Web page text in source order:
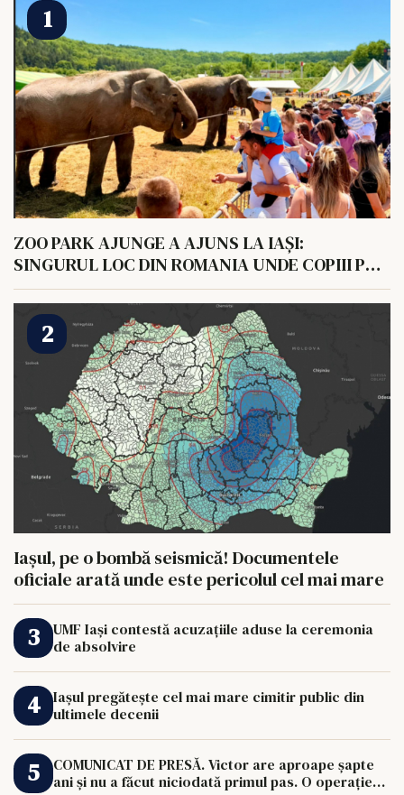
ZOO PARK AJUNGE A AJUNS LA IAȘI:
SINGURUL LOC DIN ROMANIA UNDE COPIII POT
HRANI UN ELEFANT
Iașul, pe o bombă seismică! Documentele
oficiale arată unde este pericolul cel mai mare
UMF Iași contestă acuzațiile aduse la ceremonia
de absolvire
Iașul pregătește cel mai mare cimitir public din
ultimele decenii
COMUNICAT DE PRESĂ. Victor are aproape șapte
ani și nu a făcut niciodată primul pas. O operație